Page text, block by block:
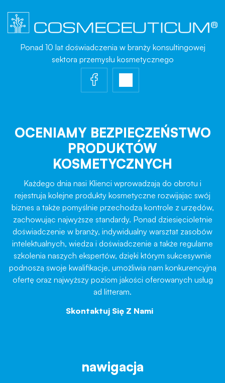
Ponad 10 lat doświadczenia w branży konsultingowej
sektora przemysłu kosmetycznego
OCENIAMY BEZPIECZEŃSTWO
PRODUKTÓW
KOSMETYCZNYCH
Każdego dnia nasi Klienci wprowadzają do obrotu i
rejestrują kolejne produkty kosmetyczne rozwijając swój
biznes a także pomyślnie przechodzą kontrole z urzędów,
zachowując najwyższe standardy. Ponad dziesięcioletnie
doświadczenie w branży, indywidualny warsztat zasobów
intelektualnych, wiedza i doświadczenie a także regularne
szkolenia naszych ekspertów, dzięki którym sukcesywnie
podnoszą swoje kwalifikacje, umożliwia nam konkurencyjną
ofertę oraz najwyższy poziom jakości oferowanych usług
ad litteram.
Skontaktuj Się Z Nami
nawigacja